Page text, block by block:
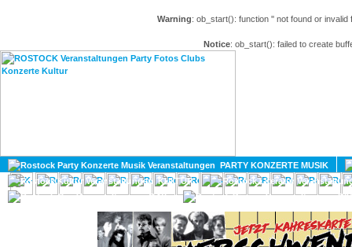
Warning: ob_start(): function '' not found or
Notice: ob_start(): failed to create
PARTY KONZERTE MUSIK
KULTUR
GAY